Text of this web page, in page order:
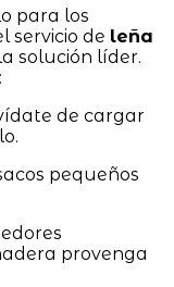
para los
servicio de leña
solución líder.
de cargar
pequeños
provenga